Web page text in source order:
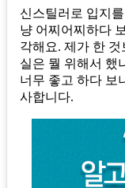
신스틸러로 입지
냥 어찌어찌하다
각해요. 제가 한
실은 뭘 위해서 했
너무 좋고 하다 보
사합니다.